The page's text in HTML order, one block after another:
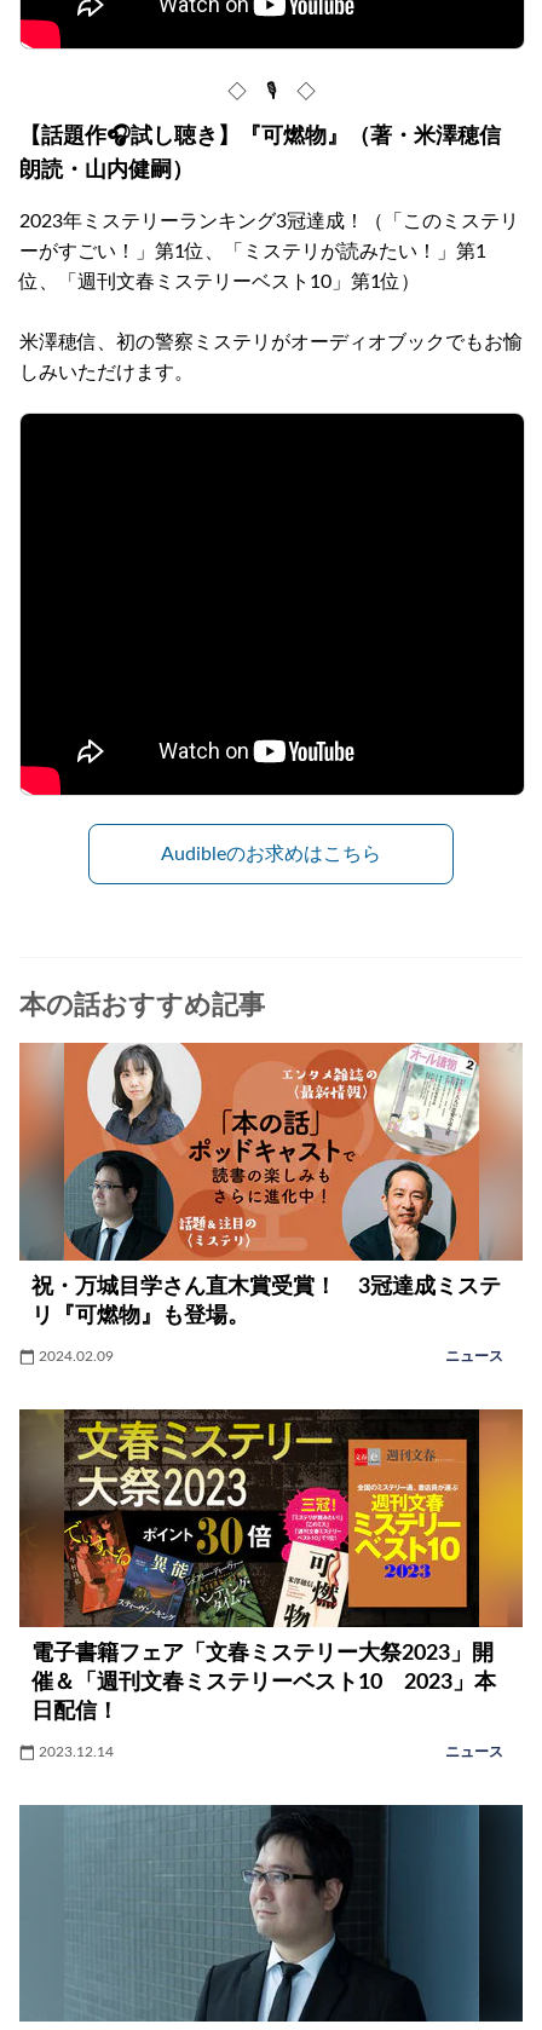
◇ 🎙 ◇
【話題作🎧試し聴き】『可燃物』（著・米澤穂信
朗読・山内健嗣）
2023年ミステリーランキング3冠達成！（「このミステリ
ーがすごい！」第1位、「ミステリが読みたい！」第1
位、「週刊文春ミステリーベスト10」第1位）
米澤穂信、初の警察ミステリがオーディオブックでもお愉
しみいただけます。
Audibleのお求めはこちら
本の話おすすめ記事
祝・万城目学さん直木賞受賞！ 3冠達成ミステ
リ『可燃物』も登場。
2024.02.09 ニュース
電子書籍フェア「文春ミステリー大祭2023」開
催＆「週刊文春ミステリーベスト10 2023」本
日配信！
2023.12.14 ニュース